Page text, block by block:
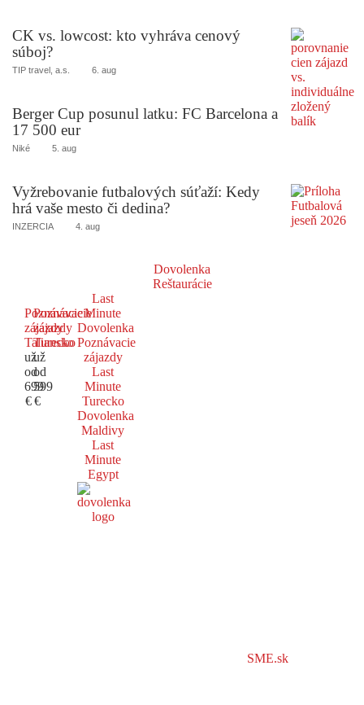
CK vs. lowcost: kto vyhráva cenový
súboj?
TIP travel, a.s. 6. aug
Berger Cup posunul latku: FC Barcelona a
17 500 eur
Niké 5. aug
Vyžrebovanie futbalových súťaží: Kedy
hrá vaše mesto či dedina?
INZERCIA 4. aug
Dovolenka
Reštaurácie
Poznávacie
zájazdy
Taliansko
už
od
699
€
Poznávacie
zájazdy
Turecko
už
od
599
€
Last
Minute
Dovolenka
Poznávacie
zájazdy
Last
Minute
Turecko
Dovolenka
Maldivy
Last
Minute
Egypt
SME.sk